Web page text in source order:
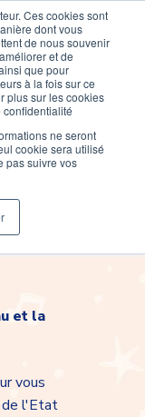
Ces cookies sont
dont vous
de nous souvenir
et de
que pour
à la fois sur ce
plus sur les cookies
ne seront
cookie sera utilisé
pas suivre vos
à
et la
vous
de l'Etat